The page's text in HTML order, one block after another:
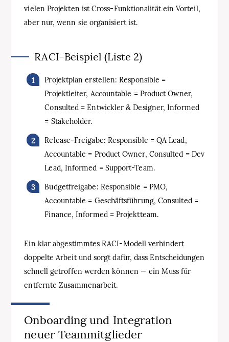
vielen Projekten ist Cross-Funktionalität ein Vorteil,
aber nur, wenn sie organisiert ist.
RACI-Beispiel (Liste 2)
Projektplan erstellen: Responsible =
Projektleiter, Accountable = Product Owner,
Consulted = Entwickler & Designer, Informed
= Stakeholder.
Release-Freigabe: Responsible = QA Lead,
Accountable = Product Owner, Consulted = Dev
Lead, Informed = Support-Team.
Budgetfreigabe: Responsible = PMO,
Accountable = Geschäftsführung, Consulted =
Finance, Informed = Projektteam.
Ein klar abgestimmtes RACI-Modell verhindert
doppelte Arbeit und sorgt dafür, dass Entscheidungen
schnell getroffen werden können — ein Muss für
entfernte Zusammenarbeit.
Onboarding und Integration
neuer Teammitglieder